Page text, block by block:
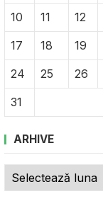
10
11 12
17
18 19
24
25 26
31
ARHIVE
Arhive